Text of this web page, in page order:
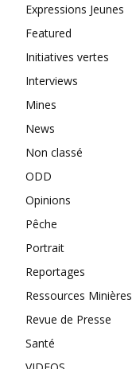
Expressions Jeunes
Featured
Initiatives vertes
Interviews
Mines
News
Non classé
ODD
Opinions
Pêche
Portrait
Reportages
Ressources Minières
Revue de Presse
Santé